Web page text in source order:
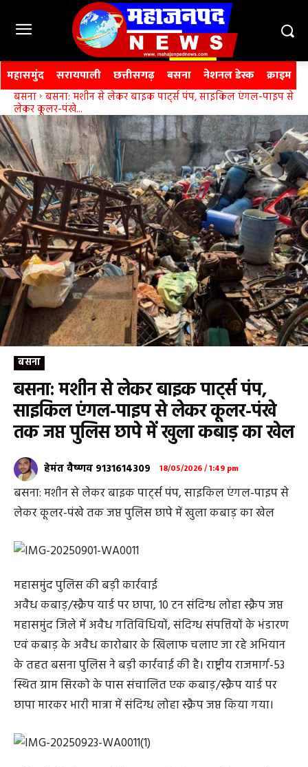
महासमुंद सरायपाली छत्तीसगढ़ बसना नेशनल डेस्क क्राइम
बसना बसना: मशीन से लेकर बाइक पार्ट्स पंप, साइकिल एंगल-पाइप से
लेकर कूलर-पंखे...
बसना
बसना: मशीन से लेकर बाइक पार्ट्स पंप,
साइकिल एंगल-पाइप से लेकर कूलर-पंखे
तक जप्त पुलिस छापे में खुला कबाड़ का खेल
हेमंत वैष्णव 9131614309 18/05/2026 / 1:49 pm
बसना: मशीन से लेकर बाइक पार्ट्स पंप, साइकिल एंगल-पाइप से
लेकर कूलर-पंखे तक जप्त पुलिस छापे में खुला कबाड़ का खेल
महासमुंद पुलिस की बड़ी कार्रवाई
अवैध कबाड़/स्क्रैप यार्ड पर छापा, 10 टन संदिग्ध लोहा स्क्रैप जप्त
महासमुंद जिले में अवैध गतिविधियों, संदिग्ध संपत्तियों के भंडारण
एवं कबाड़ के अवैध कारोबार के खिलाफ चलाए जा रहे अभियान
के तहत बसना पुलिस ने बड़ी कार्रवाई की है। राष्ट्रीय राजमार्ग-53
स्थित ग्राम सिरको के पास संचालित एक कबाड़/स्क्रैप यार्ड पर
छापा मारकर भारी मात्रा में संदिग्ध लोहा स्क्रैप जप्त किया गया।